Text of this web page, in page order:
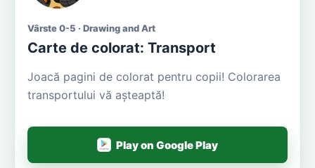
Vârste 0-5 · Drawing and Art
Carte de colorat: Transport
Joacă pagini de colorat pentru copii! Colorarea
transportului vă așteaptă!
Play on Google Play